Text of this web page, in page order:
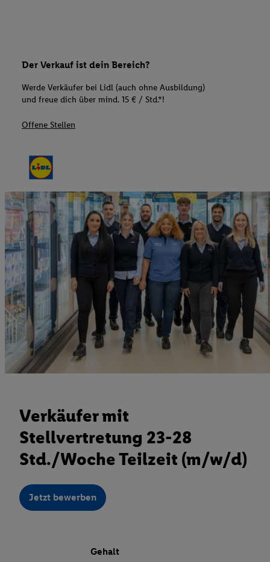
Der Verkauf ist dein Bereich?
Werde Verkäufer bei Lidl (auch ohne Ausbildung)
und freue dich über mind. 15 € / Std.*!
Offene Stellen
Verkäufer mit
Stellvertretung 23-28
Std./Woche Teilzeit (m/w/d)
Jetzt bewerben
Gehalt